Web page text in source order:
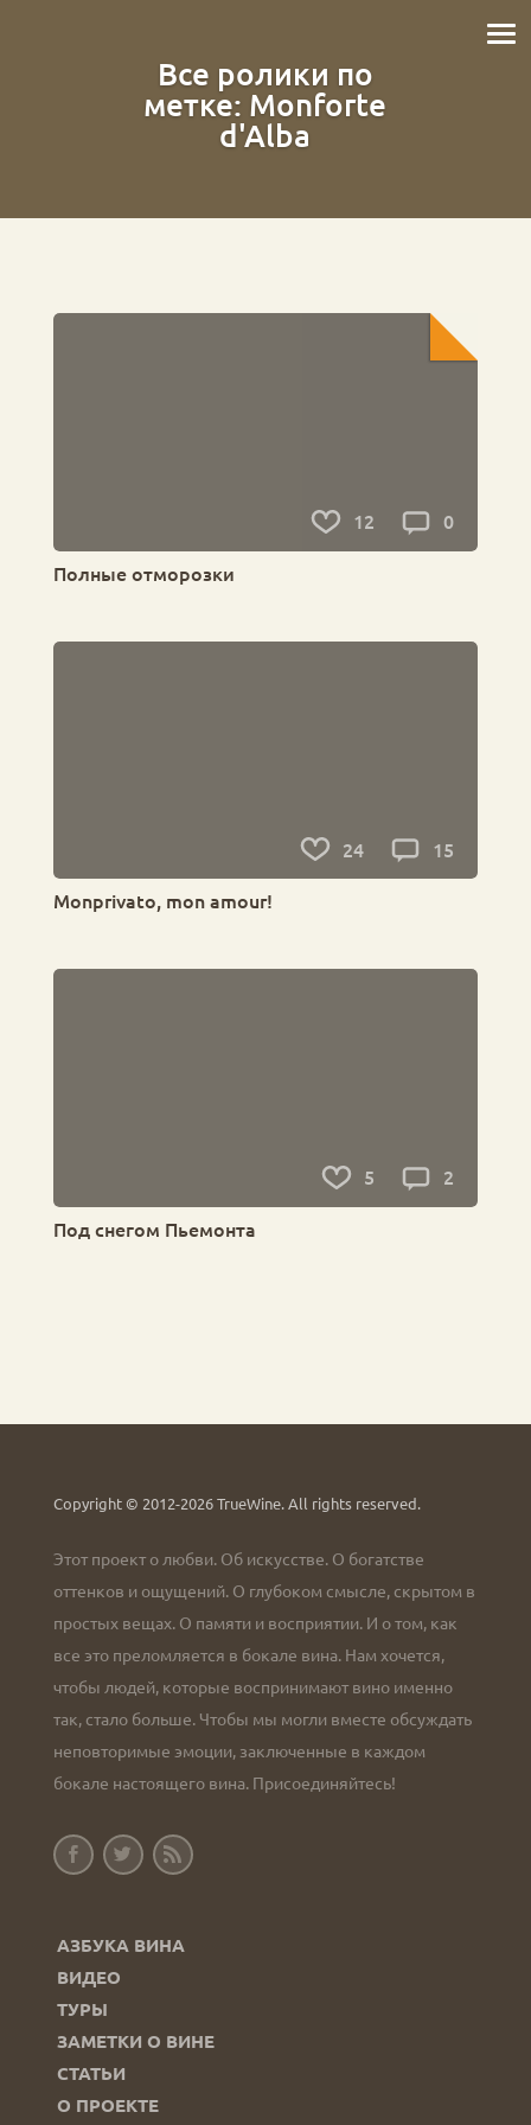
Все ролики по
метке: Monforte
d'Alba
0
12
Полные отморозки
15
24
Monprivato, mon amour!
2
5
Под снегом Пьемонта
Copyright © 2012-2026 TrueWine.All rights reserved.
Этот проект о любви. Об искусстве. О богатстве
оттенков и ощущений. О глубоком смысле, скрытом в
простых вещах. О памяти и восприятии. И о том, как
все это преломляется в бокале вина. Нам хочется,
чтобы людей, которые воспринимают вино именно
так, стало больше. Чтобы мы могли вместе обсуждать
неповторимые эмоции, заключенные в каждом
бокале настоящего вина. Присоединяйтесь!
АЗБУКА ВИНА
ВИДЕО
ТУРЫ
ЗАМЕТКИ О ВИНЕ
СТАТЬИ
О ПРОЕКТЕ